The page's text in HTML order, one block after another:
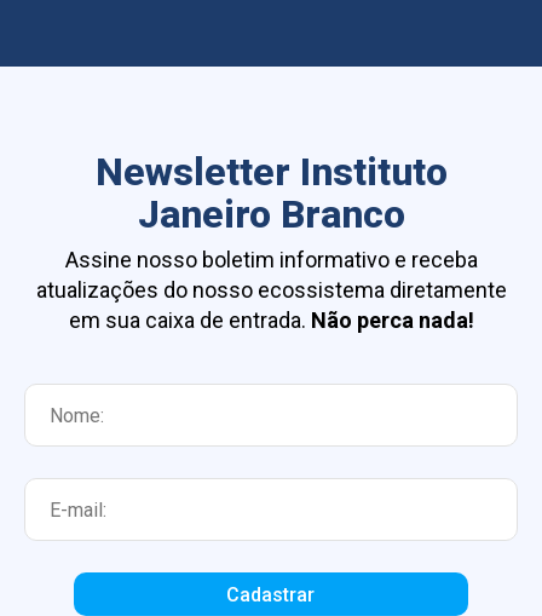
Newsletter Instituto
Janeiro Branco
Assine nosso boletim informativo e receba
atualizações do nosso ecossistema diretamente
em sua caixa de entrada. Não perca nada!